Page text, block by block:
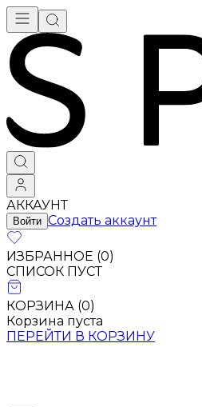
АККАУНТ
Войти Создать аккаунт
ИЗБРАННОЕ (0)
СПИСОК ПУСТ
КОРЗИНА (0)
Корзина пуста
ПЕРЕЙТИ В КОРЗИНУ
Брендовая одежда - купить в Москве